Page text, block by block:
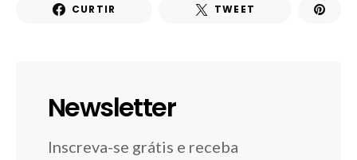
CURTIR TWEET
Newsletter
Inscreva-se grátis e receba